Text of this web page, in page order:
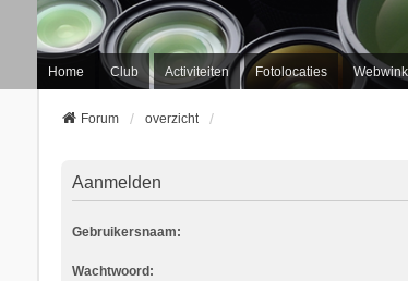
Home Club Activiteiten Fotolocaties
Forum overzicht
Aanmelden
Gebruikersnaam:
Wachtwoord: